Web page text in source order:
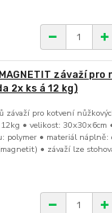
závaží pro
2x ks á 12 kg)
závaží pro kotvení
• velikost: 30x30x6cm
polymer • materiál náplně:
• závaží lze